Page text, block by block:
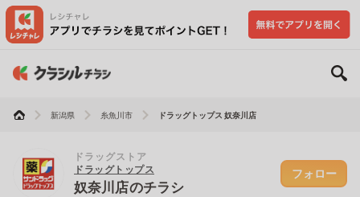
新潟県 糸魚川市 ドラッグトップス 奴奈川店
ドラッグストア
ドラッグトップス
奴奈川店のチラシ
フォロー